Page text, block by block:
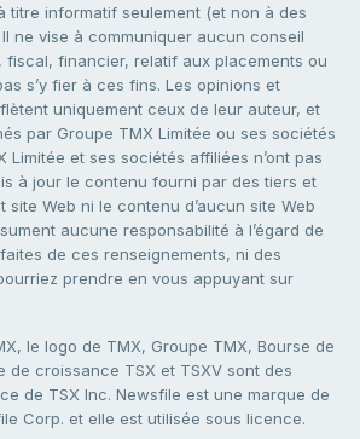
titre informatif seulement (et non à des
ne vise à communiquer aucun conseil
fiscal, financier, relatif aux placements ou
s’y fier à ces fins. Les opinions et
uniquement ceux de leur auteur, et
par Groupe TMX Limitée ou ses sociétés
Limitée et ses sociétés affiliées n’ont pas
à jour le contenu fourni par des tiers et
Web ni le contenu d’aucun site Web
aucune responsabilité à l’égard de
de ces renseignements, ni des
prendre en vous appuyant sur
le logo de TMX, Groupe TMX, Bourse de
de croissance TSX et TSXV sont des
de TSX Inc. Newsfile est une marque de
Corp. et elle est utilisée sous licence.